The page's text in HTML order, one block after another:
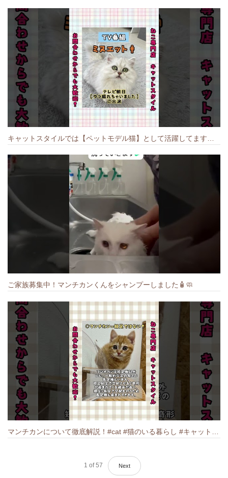
ご家族募集中！マンチカンくんをシャンプーしました🧴🧼
1 of 57 Next